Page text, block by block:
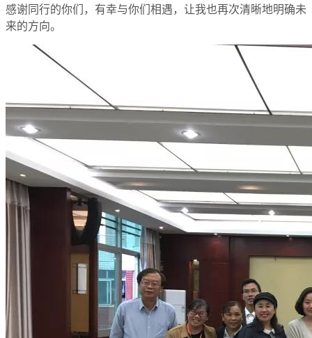
感谢同行的你们，有幸与你们相遇，让我也再次清晰地明确未
来的方向。